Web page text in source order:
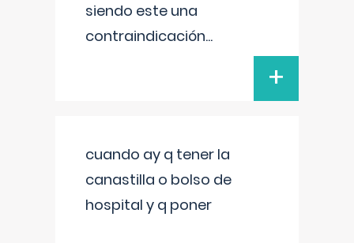
siendo este una
contraindicación...
+
cuando ay q tener la
canastilla o bolso de
hospital y q poner